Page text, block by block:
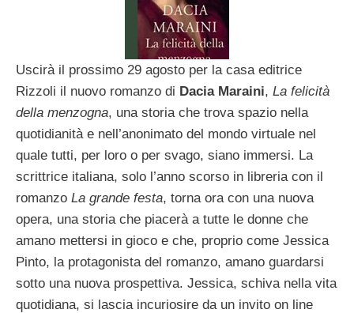
Uscirà il prossimo 29 agosto per la casa editrice
Rizzoli il nuovo romanzo di Dacia Maraini, La felicità
della menzogna, una storia che trova spazio nella
quotidianità e nell’anonimato del mondo virtuale nel
quale tutti, per loro o per svago, siano immersi. La
scrittrice italiana, solo l’anno scorso in libreria con il
romanzo La grande festa, torna ora con una nuova
opera, una storia che piacerà a tutte le donne che
amano mettersi in gioco e che, proprio come Jessica
Pinto, la protagonista del romanzo, amano guardarsi
sotto una nuova prospettiva. Jessica, schiva nella vita
quotidiana, si lascia incuriosire da un invito on line